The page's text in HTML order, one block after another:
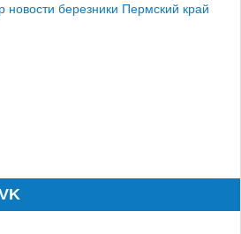
новости березники Пермский край